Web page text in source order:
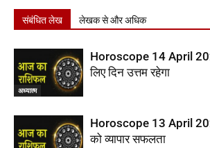
संबंधित लेख लेखक से और अधिक
अध्यात्म
Horoscope 14 April
लिए दिन उत्तम रहेगा
Horoscope 13 April
को व्यापार सफलता